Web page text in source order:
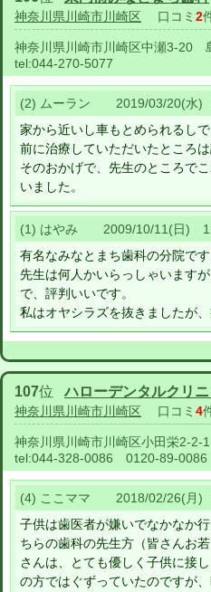
神奈川県川崎市川崎区 口コミ 2
神奈川県川崎市川崎区中瀬3-20
tel:044-270-5077
(2) ムーラン 2019/03/20(水)
家から近いし車もとめられるしで
前に治療していただいたところは
そのおかげで、先生のところで
いました。
(1) はやみ 2009/10/11(日)
有名なみなとまち歯科の分院です
先生は何人かいらっしゃいます
で、評判いいです。
私はオヤシラズを抜きましたが、
107位ハローデンタルクリニ
神奈川県川崎市川崎区 口コミ 4
神奈川県川崎市川崎区小田栄2-2-1
tel:044-328-0086 0120-89-0086
(4) ここママ 2018/02/26(月)
子供は歯医者が嫌いでなかなか
ちらの歯科の先生方（皆さんお
さんは、とても優しく子供に接
の方ではぐずっていたのですが